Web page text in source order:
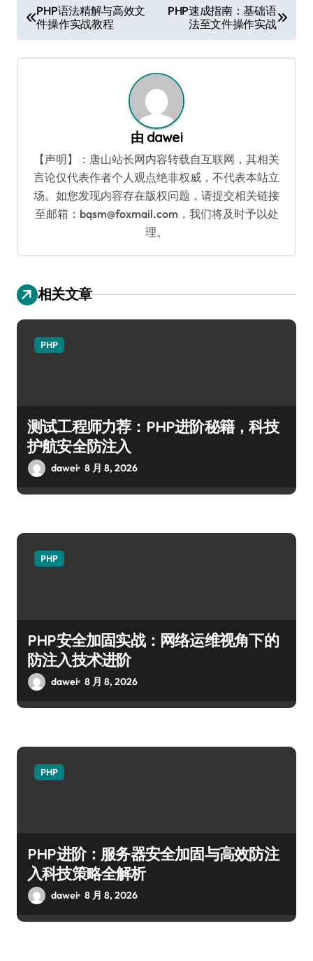
章
导
PHP语法精解与高效文
件操作实战教程
PHP速成指南：基础语
法至文件操作实战
由 dawei
【声明】：唐山站长网内容转载自互联网，其相关
言论仅代表作者个人观点绝非权威，不代表本站立
场。如您发现内容存在版权问题，请提交相关链接
至邮箱：bqsm@foxmail.com，我们将及时予以处
理。
相关文章
PHP
测试工程师力荐：PHP进阶秘籍，科技
护航安全防注入
dawei 8 月 8, 2026
PHP
PHP安全加固实战：网络运维视角下的
防注入技术进阶
dawei 8 月 8, 2026
PHP
PHP进阶：服务器安全加固与高效防注
入科技策略全解析
dawei 8 月 8, 2026